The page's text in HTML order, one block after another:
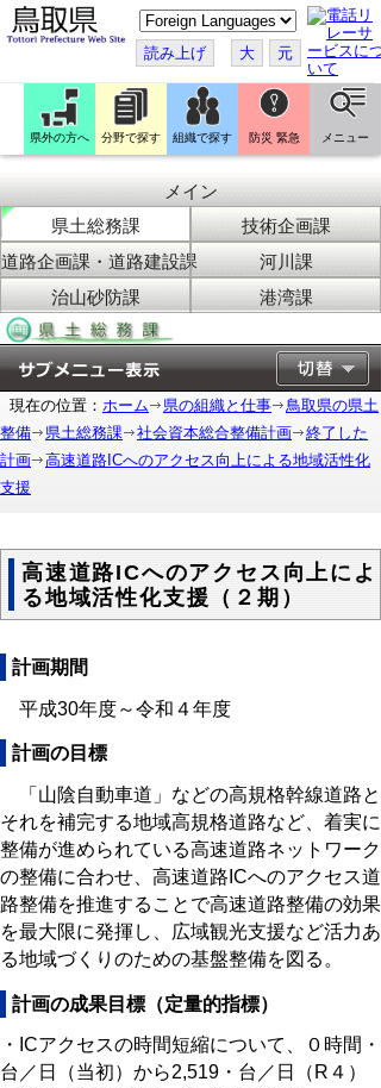
こ
の
ペ
ー
ジ
翻
訳
す
読み上げ 大 元
県外の方へ 分野で探す 組織で探す 防災 緊急 メニュー
メイン
県土総務課
技術企画課
道路企画課・道路建設課
河川課
治山砂防課
港湾課
現在の位置： ホーム 県の組織と仕事
鳥取県の県土
整備
県土総務課 社会資本総合整備計画
終了した
計画
高速道路ICへのアクセス向上による地域活性化
支援
高速道路ICへのアクセス向上によ
る地域活性化支援（２期）
計画期間
平成30年度～令和４年度
計画の目標
「山陰自動車道」などの高規格幹線道路と
それを補完する地域高規格道路など、着実に
整備が進められている高速道路ネットワーク
の整備に合わせ、高速道路ICへのアクセス道
路整備を推進することで高速道路整備の効果
を最大限に発揮し、広域観光支援など活力あ
る地域づくりのための基盤整備を図る。
計画の成果目標（定量的指標）
・ICアクセスの時間短縮について、０時間・
台／日（当初）から2,519・台／日（R４）